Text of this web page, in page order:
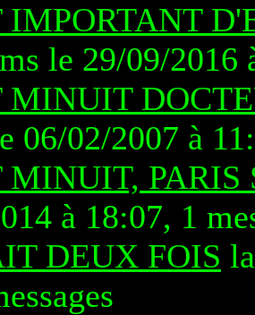
IMPORTANT
le 29/09/2016
MINUIT
06/02/2007 à
MINUIT, PARIS
à 18:07, 1
DEUX FOIS